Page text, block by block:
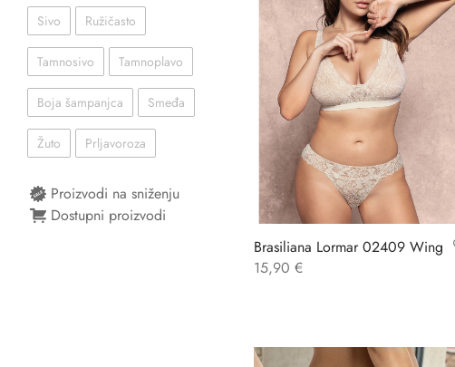
Sivo Ružičasto
Tamnosivo Tamnoplavo
Boja šampanjca Smeđa
Žuto Prljavoroza
Proizvodi na sniženju
Dostupni proizvodi
Brasiliana Lormar 02409 Wing
15,90 €